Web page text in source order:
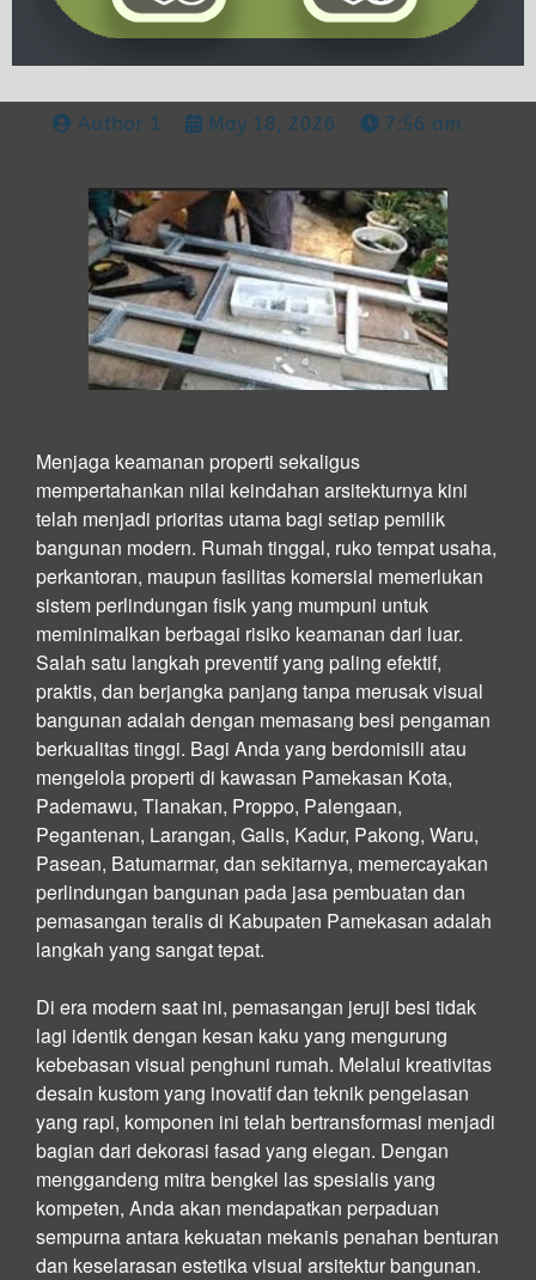
Author 1 May 18, 2026 7:56 am
Menjaga keamanan properti sekaligus
mempertahankan nilai keindahan arsitekturnya kini
telah menjadi prioritas utama bagi setiap pemilik
bangunan modern. Rumah tinggal, ruko tempat usaha,
perkantoran, maupun fasilitas komersial memerlukan
sistem perlindungan fisik yang mumpuni untuk
meminimalkan berbagai risiko keamanan dari luar.
Salah satu langkah preventif yang paling efektif,
praktis, dan berjangka panjang tanpa merusak visual
bangunan adalah dengan memasang besi pengaman
berkualitas tinggi. Bagi Anda yang berdomisili atau
mengelola properti di kawasan Pamekasan Kota,
Pademawu, Tlanakan, Proppo, Palengaan,
Pegantenan, Larangan, Galis, Kadur, Pakong, Waru,
Pasean, Batumarmar, dan sekitarnya, memercayakan
perlindungan bangunan pada jasa pembuatan dan
pemasangan teralis di Kabupaten Pamekasan adalah
langkah yang sangat tepat.
Di era modern saat ini, pemasangan jeruji besi tidak
lagi identik dengan kesan kaku yang mengurung
kebebasan visual penghuni rumah. Melalui kreativitas
desain kustom yang inovatif dan teknik pengelasan
yang rapi, komponen ini telah bertransformasi menjadi
bagian dari dekorasi fasad yang elegan. Dengan
menggandeng mitra bengkel las spesialis yang
kompeten, Anda akan mendapatkan perpaduan
sempurna antara kekuatan mekanis penahan benturan
dan keselarasan estetika visual arsitektur bangunan.